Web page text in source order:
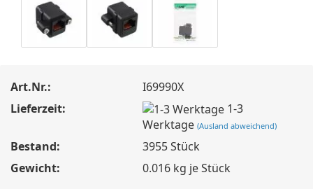
Art.Nr.:
I69990X
Lieferzeit:
1-3
Werktage(Ausland abweichend)
Bestand: 3955Stück
Gewicht:
0.016 kg je Stück